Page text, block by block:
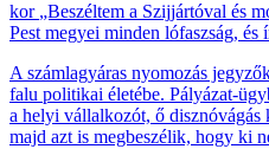
„Beszéltem a Szijjártóval és
Pest megyei minden lófaszság, és
A számlagyáras nyomozás
falu politikai életébe. Pályázat-
a helyi vállalkozót, ő disznóvágás
majd azt is megbeszélik, hogy ki